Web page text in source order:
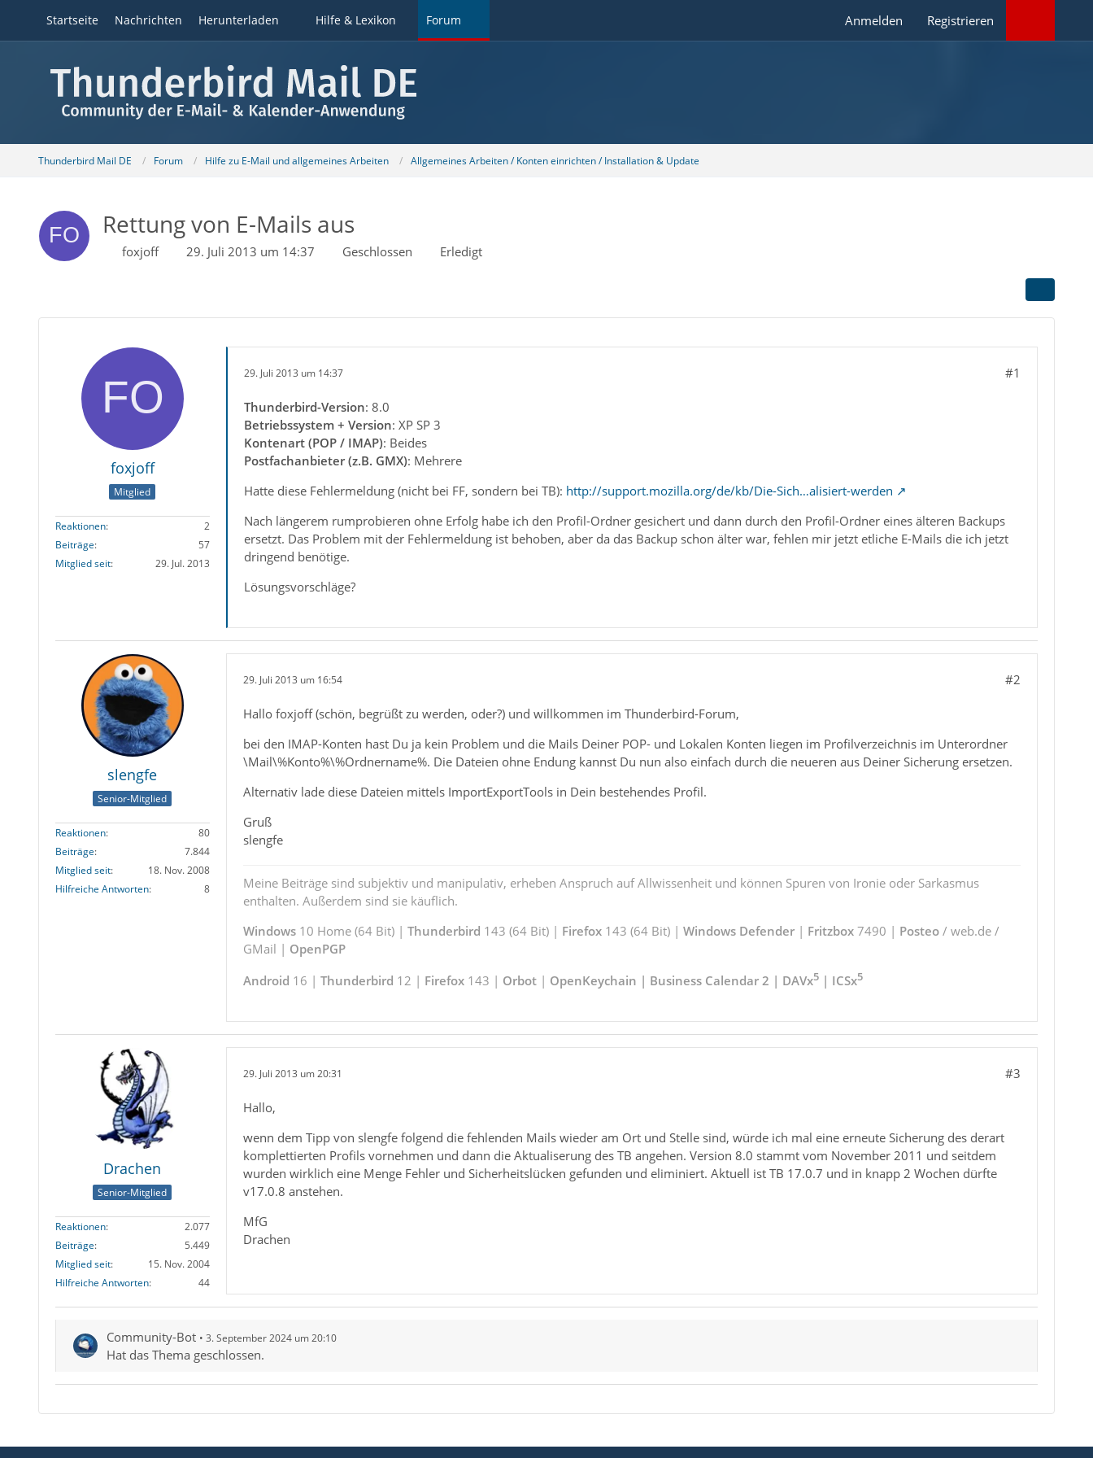
Startseite Nachrichten Herunterladen Hilfe & Lexikon Forum Anmelden Registrieren
Thunderbird Mail DE Forum Hilfe zu E-Mail und allgemeines Arbeiten Allgemeines Arbeiten / Konten einrichten / Installation & Update
Rettung von E-Mails aus
foxjoff 29. Juli 2013 um 14:37 Geschlossen Erledigt
foxjoff
Mitglied
Reaktionen
2
Beiträge
57
Mitglied seit
29. Jul. 2013
29. Juli 2013 um 14:37 #1
Thunderbird-Version: 8.0
Betriebssystem + Version: XP SP 3
Kontenart (POP / IMAP): Beides
Postfachanbieter (z.B. GMX): Mehrere
Hatte diese Fehlermeldung (nicht bei FF, sondern bei TB): http://support.mozilla.org/de/kb/Die-Sich…alisiert-werden
Nach längerem rumprobieren ohne Erfolg habe ich den Profil-Ordner gesichert und dann durch den Profil-Ordner eines älteren Backups
ersetzt. Das Problem mit der Fehlermeldung ist behoben, aber da das Backup schon älter war, fehlen mir jetzt etliche E-Mails die ich jetzt
dringend benötige.
Lösungsvorschläge?
slengfe
Senior-Mitglied
Reaktionen
80
Beiträge
7.844
Mitglied seit
18. Nov. 2008
Hilfreiche Antworten
8
29. Juli 2013 um 16:54 #2
Hallo foxjoff (schön, begrüßt zu werden, oder?) und willkommen im Thunderbird-Forum,
bei den IMAP-Konten hast Du ja kein Problem und die Mails Deiner POP- und Lokalen Konten liegen im Profilverzeichnis im Unterordner
\Mail\%Konto%\%Ordnername%. Die Dateien ohne Endung kannst Du nun also einfach durch die neueren aus Deiner Sicherung ersetzen.
Alternativ lade diese Dateien mittels ImportExportTools in Dein bestehendes Profil.
Gruß
slengfe
Meine Beiträge sind subjektiv und manipulativ, erheben Anspruch auf Allwissenheit und können Spuren von Ironie oder Sarkasmus
enthalten. Außerdem sind sie käuflich.
Windows10 Home (64 Bit) | Thunderbird 143 (64 Bit) | Firefox143 (64 Bit) | Windows Defender| Fritzbox7490 | Posteo/ web.de /
GMail | OpenPGP
Android 16 | Thunderbird 12 | Firefox143 | Orbot| OpenKeychain | Business Calendar 2 | DAVx5| ICSx5
Drachen
Senior-Mitglied
Reaktionen
2.077
Beiträge
5.449
Mitglied seit
15. Nov. 2004
Hilfreiche Antworten
44
29. Juli 2013 um 20:31 #3
Hallo,
wenn dem Tipp von slengfe folgend die fehlenden Mails wieder am Ort und Stelle sind, würde ich mal eine erneute Sicherung des derart
komplettierten Profils vornehmen und dann die Aktualiserung des TB angehen. Version 8.0 stammt vom November 2011 und seitdem
wurden wirklich eine Menge Fehler und Sicherheitslücken gefunden und eliminiert. Aktuell ist TB 17.0.7 und in knapp 2 Wochen dürfte
v17.0.8 anstehen.
MfG
Drachen
Community-Bot 3. September 2024 um 20:10
Hat das Thema geschlossen.